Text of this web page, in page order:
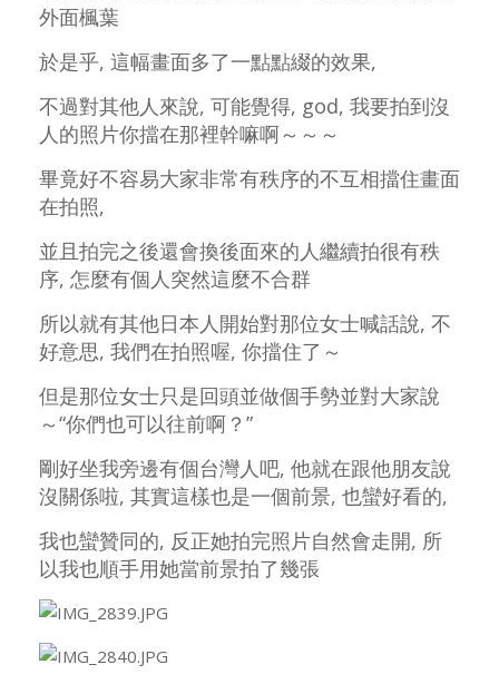
外面楓葉
於是乎, 這幅畫面多了一點點綴的效果,
不過對其他人來說, 可能覺得, god, 我要拍到沒
人的照片你擋在那裡幹嘛啊～～～
畢竟好不容易大家非常有秩序的不互相擋住畫面
在拍照,
並且拍完之後還會換後面來的人繼續拍很有秩
序, 怎麼有個人 突然這麼不合群
所以就有其他日本人開始對那位女士喊話說, 不
好意思, 我們在拍照喔, 你擋住了～
但是那位女士只是回頭並做個手勢並對大家說
～“你們也可以往前啊？”
剛好坐我旁邊有個台灣人吧, 他就在跟他朋友說
沒關係啦, 其實這樣也是一個前景, 也蠻好看的,
我也蠻贊同的, 反正她拍完照片自然會走開, 所
以我也順手用她當前景拍了幾張